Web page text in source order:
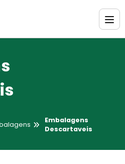
Embalagens
Descartaveis